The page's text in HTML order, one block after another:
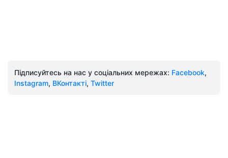
Підписуйтесь на нас у соціальних мережах: Facebook,
Instagram, ВКонтакті, Twitter